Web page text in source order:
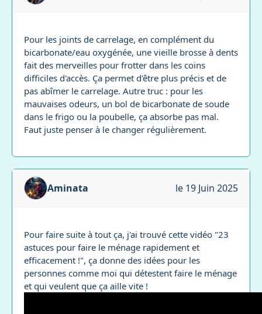
Pour les joints de carrelage, en complément du
bicarbonate/eau oxygénée, une vieille brosse à dents
fait des merveilles pour frotter dans les coins
difficiles d'accès. Ça permet d'être plus précis et de
pas abîmer le carrelage. Autre truc : pour les
mauvaises odeurs, un bol de bicarbonate de soude
dans le frigo ou la poubelle, ça absorbe pas mal.
Faut juste penser à le changer régulièrement.
Aminata le 19 Juin 2025
Pour faire suite à tout ça, j'ai trouvé cette vidéo "23
astuces pour faire le ménage rapidement et
efficacement !", ça donne des idées pour les
personnes comme moi qui détestent faire le ménage
et qui veulent que ça aille vite !